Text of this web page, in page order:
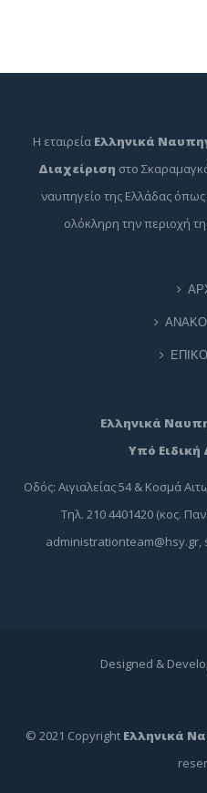
Η εταιρεία Ελληνικά
Διαχείριση στο
ναυπηγείο της Ελλάδας
ολόκληρη την περιοχή
Ελληνικά
Υπό Ειδική
Οδός: Αιγιαλείας 54 & Κοσμά
Τηλ. 210 4401420 (κος.
administrationteam@hsy.gr,
Designed &
© 2021 Copyright Ελληνικά